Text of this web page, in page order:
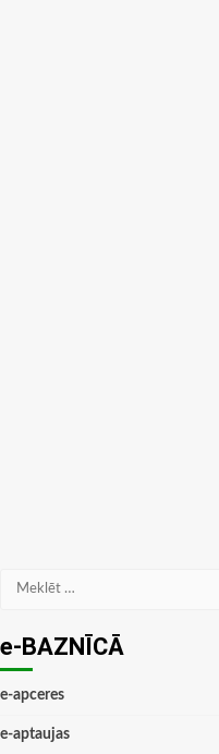
Meklēt:
e-BAZNĪCĀ
e-apceres
e-aptaujas